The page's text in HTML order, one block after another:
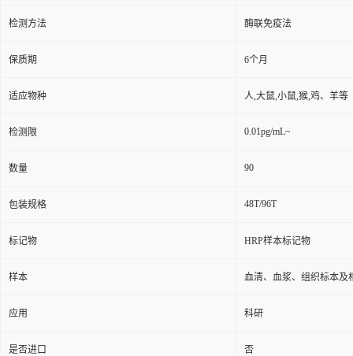
检测方法 酶联免疫法
保质期 6个月
适应物种 人,大鼠,小鼠,猴,鸡、羊等
检测限 0.01pg/mL~
数量 90
包装规格 48T/96T
标记物 HRP样本标记物
样本 血清、血浆、组织标本及
应用 科研
是否进口 否